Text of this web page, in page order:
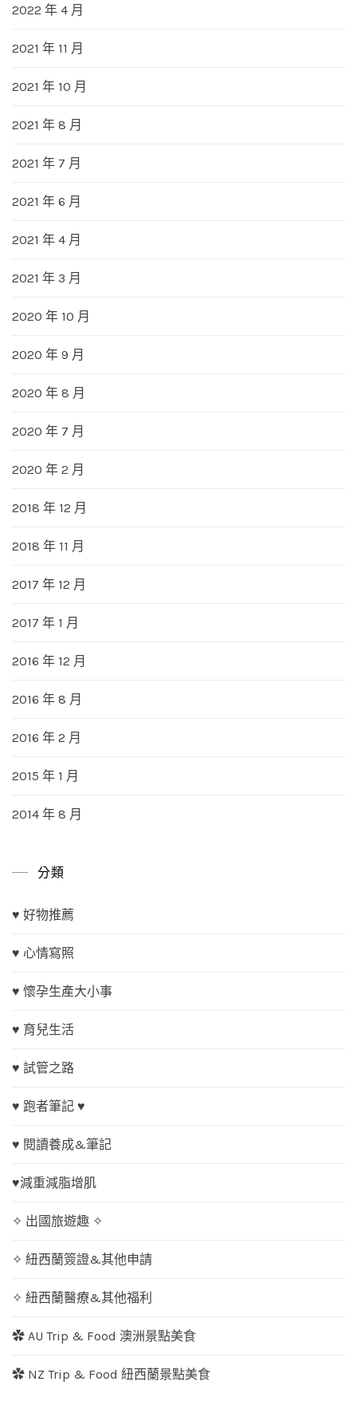
2022 年 4 月
2021 年 11 月
2021 年 10 月
2021 年 8 月
2021 年 7 月
2021 年 6 月
2021 年 4 月
2021 年 3 月
2020 年 10 月
2020 年 9 月
2020 年 8 月
2020 年 7 月
2020 年 2 月
2018 年 12 月
2018 年 11 月
2017 年 12 月
2017 年 1 月
2016 年 12 月
2016 年 8 月
2016 年 2 月
2015 年 1 月
2014 年 8 月
分類
♥ 好物推薦
♥ 心情寫照
♥ 懷孕生產大小事
♥ 育兒生活
♥ 試管之路
♥ 跑者筆記 ♥
♥ 閱讀養成&筆記
♥減重減脂增肌
✧ 出國旅遊趣 ✧
✧ 紐西蘭簽證&其他申請
✧ 紐西蘭醫療&其他福利
✿ AU Trip & Food 澳洲景點美食
✿ NZ Trip & Food 紐西蘭景點美食